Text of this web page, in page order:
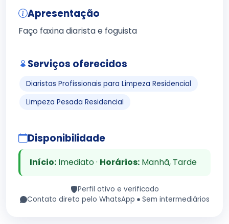
Apresentação
Faço faxina diarista e foguista
Serviços oferecidos
Diaristas Profissionais para Limpeza Residencial
Limpeza Pesada Residencial
Disponibilidade
Início:Imediato · Horários:Manhã, Tarde
Perfil ativo e verificado
Contato direto pelo WhatsApp
Sem intermediários